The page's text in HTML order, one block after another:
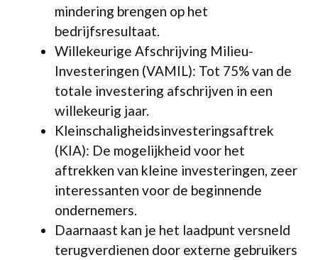
mindering brengen op het
bedrijfsresultaat.
Willekeurige Afschrijving Milieu-
Investeringen (VAMIL): Tot 75% van de
totale investering afschrijven in een
willekeurig jaar.
Kleinschaligheidsinvesteringsaftrek
(KIA): De mogelijkheid voor het
aftrekken van kleine investeringen, zeer
interessanten voor de beginnende
ondernemers.
Daarnaast kan je het laadpunt versneld
terugverdienen door externe gebruikers